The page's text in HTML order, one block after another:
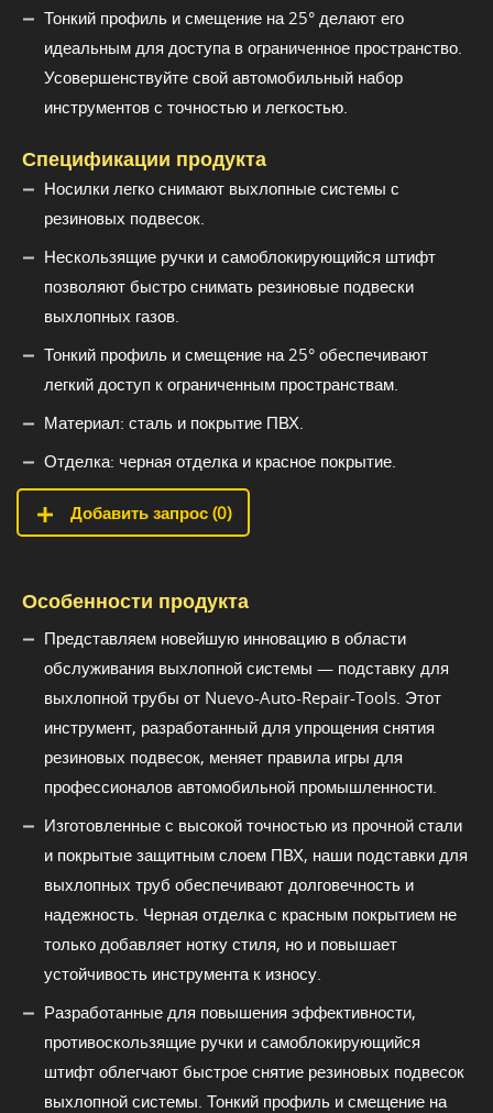
Тонкий профиль и смещение на 25° делают его
идеальным для доступа в ограниченное пространство.
Усовершенствуйте свой автомобильный набор
инструментов с точностью и легкостью.
Спецификации продукта
Носилки легко снимают выхлопные системы с
резиновых подвесок.
Нескользящие ручки и самоблокирующийся штифт
позволяют быстро снимать резиновые подвески
выхлопных газов.
Тонкий профиль и смещение на 25° обеспечивают
легкий доступ к ограниченным пространствам.
Материал: сталь и покрытие ПВХ.
Отделка: черная отделка и красное покрытие.
Добавить запрос (0)
Особенности продукта
Представляем новейшую инновацию в области
обслуживания выхлопной системы — подставку для
выхлопной трубы от Nuevo-Auto-Repair-Tools. Этот
инструмент, разработанный для упрощения снятия
резиновых подвесок, меняет правила игры для
профессионалов автомобильной промышленности.
Изготовленные с высокой точностью из прочной стали
и покрытые защитным слоем ПВХ, наши подставки для
выхлопных труб обеспечивают долговечность и
надежность. Черная отделка с красным покрытием не
только добавляет нотку стиля, но и повышает
устойчивость инструмента к износу.
Разработанные для повышения эффективности,
противоскользящие ручки и самоблокирующийся
штифт облегчают быстрое снятие резиновых подвесок
выхлопной системы. Тонкий профиль и смещение на